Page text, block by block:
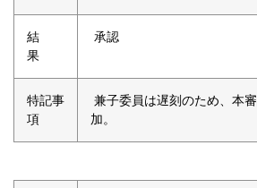
結
果
承認
特記事
項
兼子委員は遅刻のため、本
加。